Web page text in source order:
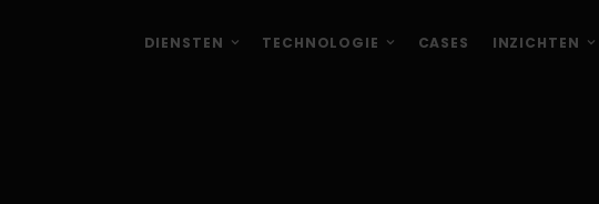
DIENSTEN TECHNOLOGIE CASES INZICHTEN